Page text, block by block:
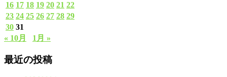
16 17 18 19 20 21 22
23 24 25 26 27 28 29
30 31
« 10月
1月 »
最近の投稿